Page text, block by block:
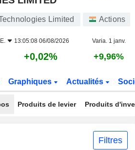
Limited Actions
13:05:08 06/08/2026 Varia. 1 janv.
+0,02% +9,96%
Graphiques Actualités
Produits de levier Produits
Filtres